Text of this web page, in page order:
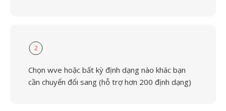
2
Chọn wve hoặc bất kỳ định dạng nào khác bạn
cần chuyển đổi sang (hỗ trợ hơn 200 định dạng)